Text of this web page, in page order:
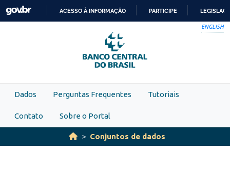
Skip to main content
PARA
O
CONTEÚDO
ACESSO À INFORMAÇÃO PARTICIPE
ENGLISH
Dados Perguntas Frequentes Tutoriais
Contato Sobre o Portal
Conjuntos de dados